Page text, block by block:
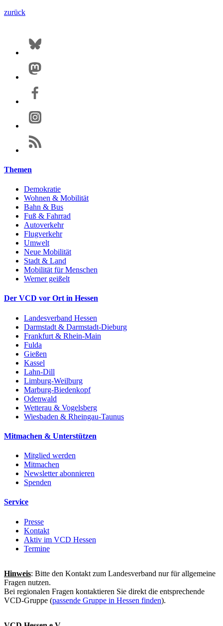
zurück
Themen
Demokratie
Wohnen & Mobilität
Bahn & Bus
Fuß & Fahrrad
Autoverkehr
Flugverkehr
Umwelt
Neue Mobilität
Stadt & Land
Mobilität für Menschen
Werner geißelt
Der VCD vor Ort in Hessen
Landesverband Hessen
Darmstadt & Darmstadt-Dieburg
Frankfurt & Rhein-Main
Fulda
Gießen
Kassel
Lahn-Dill
Limburg-Weilburg
Marburg-Biedenkopf
Odenwald
Wetterau & Vogelsberg
Wiesbaden & Rheingau-Taunus
Mitmachen & Unterstützen
Mitglied werden
Mitmachen
Newsletter abonnieren
Spenden
Service
Presse
Kontakt
Aktiv im VCD Hessen
Termine
Hinweis: Bitte den Kontakt zum Landesverband nur für allgemeine
Fragen nutzen.
Bei regionalen Fragen kontaktieren Sie direkt die entsprechende
VCD-Gruppe (passende Gruppe in Hessen finden).